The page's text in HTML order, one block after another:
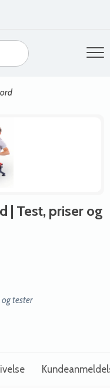
| Test, priser og
tester